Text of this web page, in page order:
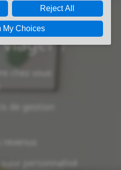
?
chez vous
de gestion
suivi personnalisé